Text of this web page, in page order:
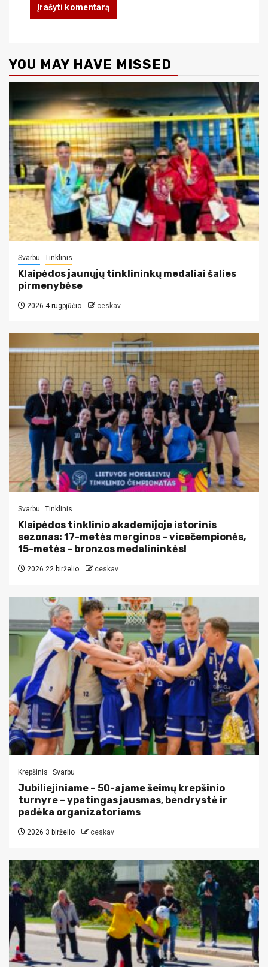
YOU MAY HAVE MISSED
Svarbu Tinklinis
Klaipėdos jaunųjų tinklininkų medaliai šalies
pirmenybėse
2026 4 rugpjūčio ceskav
Svarbu Tinklinis
Klaipėdos tinklinio akademijoje istorinis
sezonas: 17-metės merginos – vicečempionės,
15-metės – bronzos medalininkės!
2026 22 birželio ceskav
Krepšinis Svarbu
Jubiliejiniame – 50-ajame šeimų krepšinio
turnyre – ypatingas jausmas, bendrystė ir
padėka organizatoriams
2026 3 birželio ceskav